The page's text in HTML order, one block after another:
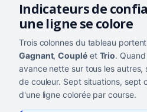
Indicateurs de
une ligne se colore
Trois colonnes du tableau
Gagnant,Coupléet Trio.
avance nette sur tous les autres,
de couleur. Sept situations, sept
d'une ligne colorée par course.